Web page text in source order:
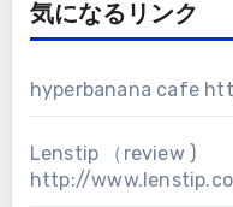
気になるリンク
hyperbanana cafe
Lenstip （review )
http://